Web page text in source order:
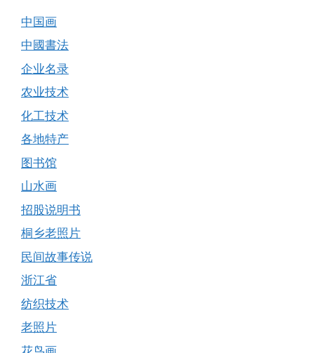
中国画
中國書法
企业名录
农业技术
化工技术
各地特产
图书馆
山水画
招股说明书
桐乡老照片
民间故事传说
浙江省
纺织技术
老照片